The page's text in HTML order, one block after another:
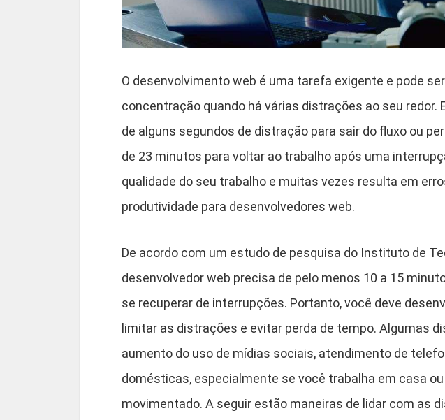
O desenvolvimento web é uma tarefa exigente e pode
concentração quando há várias distrações ao seu redor.
de alguns segundos de distração para sair do fluxo ou
de 23 minutos para voltar ao trabalho após uma
qualidade do seu trabalho e muitas vezes resulta em
produtividade para desenvolvedores web.
De acordo com um estudo de pesquisa do Instituto de
desenvolvedor web precisa de pelo menos 10 a 15
se recuperar de interrupções. Portanto, você deve
limitar as distrações e evitar perda de tempo. Algumas
aumento do uso de mídias sociais, atendimento de
domésticas, especialmente se você trabalha em casa
movimentado. A seguir estão maneiras de lidar com as